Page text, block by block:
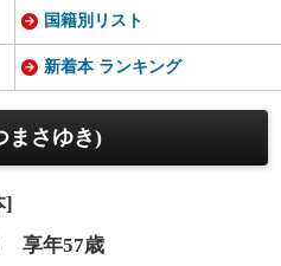
まさゆき)
]
享年57歳
国籍別リスト
新着本 ランキング